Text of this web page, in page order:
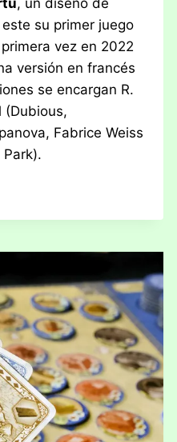
su primer juego
vez en 2022
versión en francés
se encargan R.
(Dubious,
Fabrice Weiss